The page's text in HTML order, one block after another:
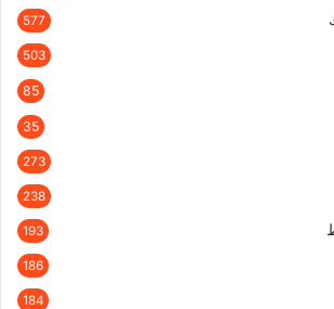
577
503
85
35
273
238
193
186
184